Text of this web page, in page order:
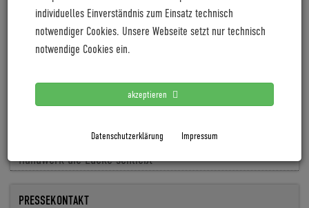
individuelles Einverständnis zum Einsatz technisch
notwendiger Cookies. Unsere Webseite setzt nur technisch
notwendige Cookies ein.
akzeptieren
Datenschutzerklärung Impressum
LETZTE PRESSEMITTEILUNGEN
Coboc blickt mit positiver Vororder auf 2027
Cyclingworld Europe expands its trade show concept for
Cyclingworld Europe baut Messekonzept für 2027 aus
Fachkräfte fehlen, Aufträge nicht: Wie Digitalisierung im
Handwerk die Lücke schließt
PRESSEKONTAKT